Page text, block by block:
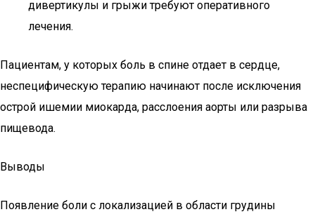
дивертикулы и грыжи требуют оперативного
лечения.
Пациентам, у которых боль в спине отдает в сердце,
неспецифическую терапию начинают после исключения
острой ишемии миокарда, расслоения аорты или разрыва
пищевода.
Выводы
Появление боли с локализацией в области грудины